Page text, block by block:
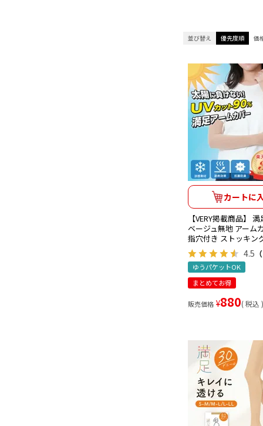
並び替え 優先度順 価
カートに
【VERY掲載商品】
ベージュ無地 アーム
指穴付き ストッキン
4.5
ゆうパケットOK
まとめてお得
販売価格 ¥880 税込